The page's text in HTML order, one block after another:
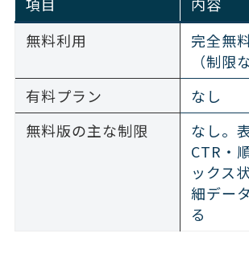
項目
内容
無料利用
完全無
（制限
有料プラン
なし
無料版の主な制限
なし。
CTR・
ックス
細デー
る